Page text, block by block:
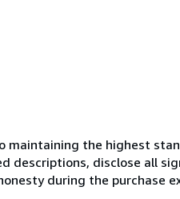
maintaining the highest
descriptions, disclose all
during the purchase